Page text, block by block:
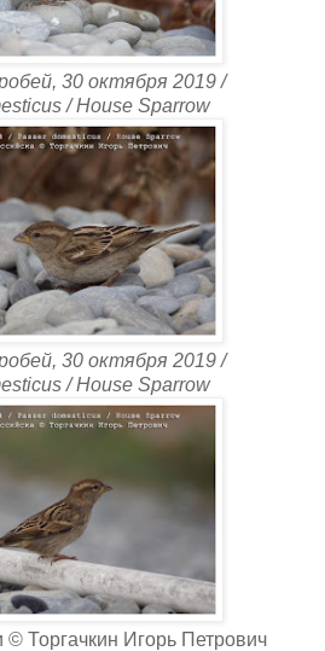
30 октября 2019 /
/ House Sparrow
30 октября 2019 /
/ House Sparrow
Торгачкин Игорь Петрович